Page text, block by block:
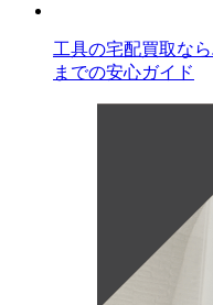
工具の宅配買取な
までの安心ガイド